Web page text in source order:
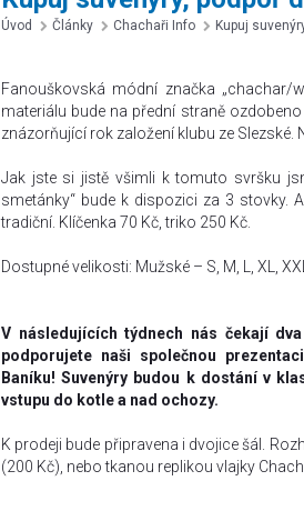
Úvod Články Chachaři Info Kupuj
Fanouškovská módní značka
materiálu bude na přední straně
znázorňující rok založení klubu ze Slezské.
Jak jste si jistě všimli k tomuto svršku
smetánky“ bude k dispozici za 3
tradiční. Klíčenka 70 Kč, triko 250 Kč.
Dostupné velikosti: Mužské – S, M, L, XL,
V následujících týdnech nás čekají
podporujete naši společnou
Baníku!Suvenýry budou k dostání v
vstupu do kotle a nad ochozy.
K prodeji bude připravena i dvojice šál.
(200 Kč), nebo tkanou replikou vlajky